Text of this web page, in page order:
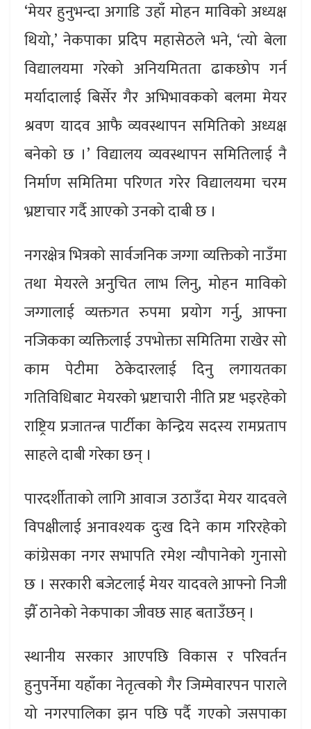
‘मेयर हुनुभन्दा अगाडि उहाँ मोहन माविको अध्यक्ष
थियो,’ नेकपाका प्रदिप महासेठले भने, ‘त्यो बेला
विद्यालयमा गरेको अनियमितता ढाकछोप गर्न
मर्यादालाई बिर्सेर गैर अभिभावकको बलमा मेयर
श्रवण यादव आफै व्यवस्थापन समितिको अध्यक्ष
बनेको छ ।’ विद्यालय व्यवस्थापन समितिलाई नै
निर्माण समितिमा परिणत गरेर विद्यालयमा चरम
भ्रष्टाचार गर्दै आएको उनको दाबी छ ।
नगरक्षेत्र भित्रको सार्वजनिक जग्गा व्यक्तिको नाउँमा
तथा मेयरले अनुचित लाभ लिनु, मोहन माविको
जग्गालाई व्यक्तगत रुपमा प्रयोग गर्नु, आफ्ना
नजिकका व्यक्तिलाई उपभोक्ता समितिमा राखेर सो
काम पेटीमा ठेकेदारलाई दिनु लगायतका
गतिविधिबाट मेयरको भ्रष्टाचारी नीति प्रष्ट भइरहेको
राष्ट्रिय प्रजातन्त्र पार्टीका केन्द्रिय सदस्य रामप्रताप
साहले दाबी गरेका छन् ।
पारदर्शीताको लागि आवाज उठाउँदा मेयर यादवले
विपक्षीलाई अनावश्यक दुःख दिने काम गरिरहेको
कांग्रेसका नगर सभापति रमेश न्यौपानेको गुनासो
छ । सरकारी बजेटलाई मेयर यादवले आफ्नो निजी
झैँ ठानेको नेकपाका जीवछ साह बताउँछन् ।
स्थानीय सरकार आएपछि विकास र परिवर्तन
हुनुपर्नेमा यहाँका नेतृत्वको गैर जिम्मेवारपन पाराले
यो नगरपालिका झन पछि पर्दै गएको जसपाका